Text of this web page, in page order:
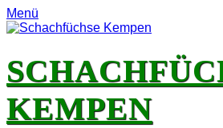
Menü
KEMPEN